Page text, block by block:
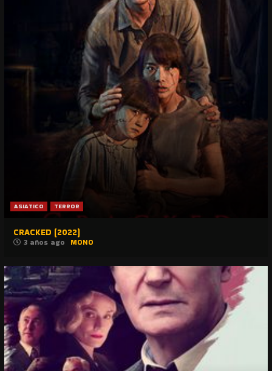
ASIATICO TERROR
CRACKED (2022)
3 años ago MONO